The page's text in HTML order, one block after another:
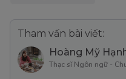
Tham vấn bài viết:
Hoàng Mỹ
Thạc sĩ Ngôn ngữ -